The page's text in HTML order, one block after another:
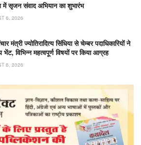
में सृजन संवाद अभियान का शुभारंभ
6, 2026
मंत्री ज्योतिरादित्य सिंधिया से चेम्बर पदाधिकारियों ने
भेंट, विभिन्न महत्वपूर्ण विषयों पर किया आग्रह
6, 2026